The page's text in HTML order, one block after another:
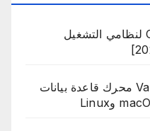
تنزيل Cockos REAPER 7.41 لنظامي التشغيل
تنزيل Valentina Server 15.4.0 محرك قاعدة بيانات